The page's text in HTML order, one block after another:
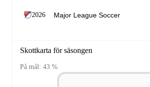
2026
Skottkarta för säsongen
På mål: 43 %